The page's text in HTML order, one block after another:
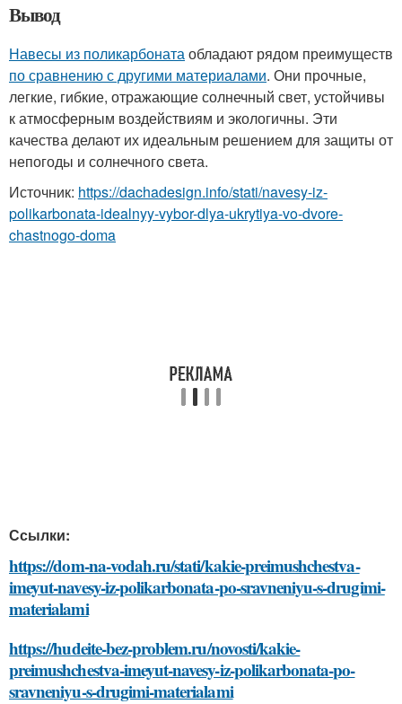
Вывод
Навесы из поликарбонатаобладают рядом преимуществ
по сравнению с другими материалами. Они прочные,
легкие, гибкие, отражающие солнечный свет, устойчивы
к атмосферным воздействиям и экологичны. Эти
качества делают их идеальным решением для защиты от
непогоды и солнечного света.
Источник: https://dachadesign.info/stati/navesy-iz-
polikarbonata-idealnyy-vybor-dlya-ukrytiya-vo-dvore-
chastnogo-doma
Ссылки:
https://dom-na-vodah.ru/stati/kakie-preimushchestva-
imeyut-navesy-iz-polikarbonata-po-sravneniyu-s-drugimi-
materialami
https://hudeite-bez-problem.ru/novosti/kakie-
preimushchestva-imeyut-navesy-iz-polikarbonata-po-
sravneniyu-s-drugimi-materialami